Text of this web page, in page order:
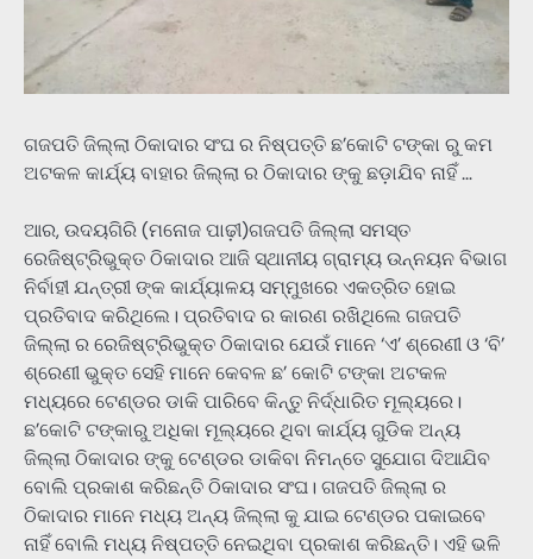
ଗଜପତି ଜିଲ୍ଲା ଠିକାଦାର ସଂଘ ର ନିଷ୍ପତ୍ତି ଛ’କୋଟି ଟଙ୍କା ରୁ କମ
ଅଟକଳ କାର୍ଯ୍ୟ ବାହାର ଜିଲ୍ଲା ର ଠିକାଦାର ଙ୍କୁ ଛଡ଼ାଯିବ ନାହିଁ …
ଆର, ଉଦୟଗିରି (ମନୋଜ ପାଢ଼ୀ)ଗଜପତି ଜିଲ୍ଲା ସମସ୍ତ
ରେଜିଷ୍ଟ୍ରିଭୁକ୍ତ ଠିକାଦାର ଆଜି ସ୍ଥାନୀୟ ଗ୍ରାମ୍ୟ ଉନ୍ନୟନ ବିଭାଗ
ନିର୍ବାହୀ ଯନ୍ତ୍ରୀ ଙ୍କ କାର୍ଯ୍ୟାଳୟ ସମ୍ମୁଖରେ ଏକତ୍ରିତ ହୋଇ
ପ୍ରତିବାଦ କରିଥିଲେ। ପ୍ରତିବାଦ ର କାରଣ ରଖିଥିଲେ ଗଜପତି
ଜିଲ୍ଲା ର ରେଜିଷ୍ଟ୍ରିଭୁକ୍ତ ଠିକାଦାର ଯେଉଁ ମାନେ ‘ଏ’ ଶ୍ରେଣୀ ଓ ‘ବି’
ଶ୍ରେଣୀ ଭୁକ୍ତ ସେହି ମାନେ କେବଳ ଛ’ କୋଟି ଟଙ୍କା ଅଟକଳ
ମଧ୍ୟରେ ଟେଣ୍ଡର ଡାକି ପାରିବେ କିନ୍ତୁ ନିର୍ଦ୍ଧାରିତ ମୂଲ୍ୟରେ।
ଛ’କୋଟି ଟଙ୍କାରୁ ଅଧିକା ମୂଲ୍ୟରେ ଥିବା କାର୍ଯ୍ୟ ଗୁଡିକ ଅନ୍ୟ
ଜିଲ୍ଲା ଠିକାଦାର ଙ୍କୁ ଟେଣ୍ଡର ଡାକିବା ନିମନ୍ତେ ସୁଯୋଗ ଦିଆଯିବ
ବୋଲି ପ୍ରକାଶ କରିଛନ୍ତି ଠିକାଦାର ସଂଘ। ଗଜପତି ଜିଲ୍ଲା ର
ଠିକାଦାର ମାନେ ମଧ୍ୟ ଅନ୍ୟ ଜିଲ୍ଲା କୁ ଯାଇ ଟେଣ୍ଡର ପକାଇବେ
ନାହିଁ ବୋଲି ମଧ୍ୟ ନିଷ୍ପତ୍ତି ନେଇଥିବା ପ୍ରକାଶ କରିଛନ୍ତି। ଏହି ଭଳି